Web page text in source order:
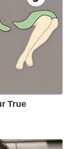
സാകേതിനെ
‘
നിങ്ങൾ
നിങ്ങളുടെ
ആരംഭിച്ചു.